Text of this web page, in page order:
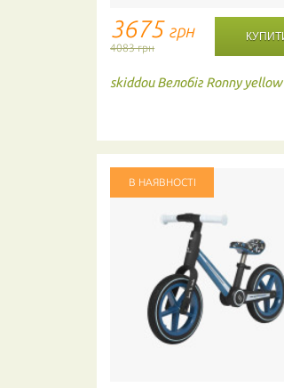
3675 грн
4083 грн
skiddou Велобіг Ronny yellow
В НАЯВНОСТІ